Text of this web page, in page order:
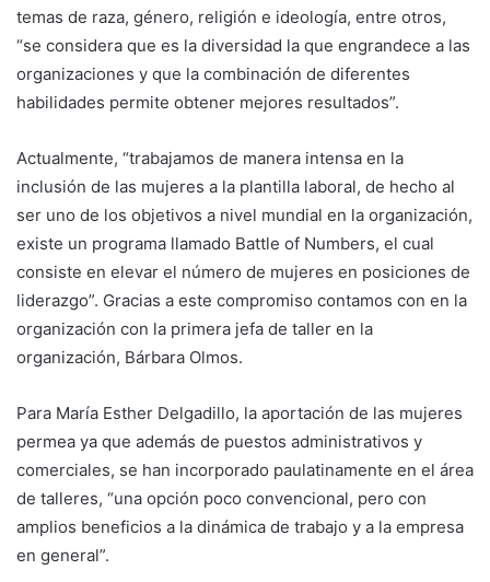
temas de raza, género, religión e ideología, entre otros,
“se considera que es la diversidad la que engrandece a las
organizaciones y que la combinación de diferentes
habilidades permite obtener mejores resultados”.
Actualmente, “trabajamos de manera intensa en la
inclusión de las mujeres a la plantilla laboral, de hecho al
ser uno de los objetivos a nivel mundial en la organización,
existe un programa llamado Battle of Numbers, el cual
consiste en elevar el número de mujeres en posiciones de
liderazgo”. Gracias a este compromiso contamos con en la
organización con la primera jefa de taller en la
organización, Bárbara Olmos.
Para María Esther Delgadillo, la aportación de las mujeres
permea ya que además de puestos administrativos y
comerciales, se han incorporado paulatinamente en el área
de talleres, “una opción poco convencional, pero con
amplios beneficios a la dinámica de trabajo y a la empresa
en general”.